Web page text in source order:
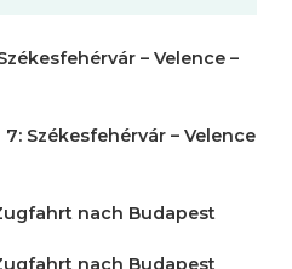
– Velence –
Székesfehérvár – Velence
nach Budapest